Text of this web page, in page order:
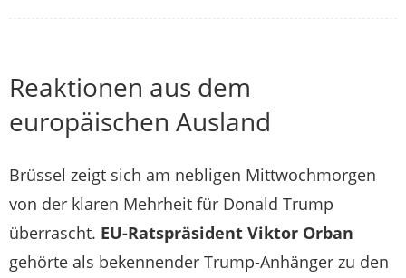
Reaktionen aus dem
europäischen Ausland
Brüssel zeigt sich am nebligen Mittwochmorgen
von der klaren Mehrheit für Donald Trump
überrascht. EU-Ratspräsident Viktor Orban
gehörte als bekennender Trump-Anhänger zu den